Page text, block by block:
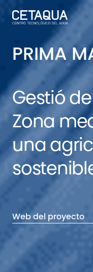
PRIMA
Gestió
Zona
una
Web del proyecto